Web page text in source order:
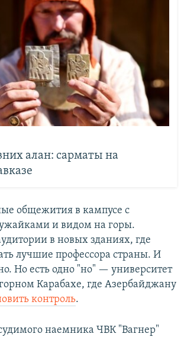
алан: сарматы на
общежития в кампусе с
и видом на горы.
в новых зданиях, где
лучшие профессора страны. И
Но есть одно "но" — университет
Карабахе, где Азербайджану
контроль.
наемника ЧВК "Вагнер"